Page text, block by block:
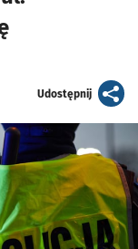
Udostępnijartykuł